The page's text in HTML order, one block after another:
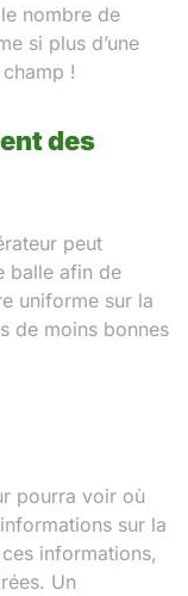
nombre de
si plus d’une
!
des
peut
balle afin de
uniforme sur la
de moins bonnes
pourra voir où
sur la
informations,
Un